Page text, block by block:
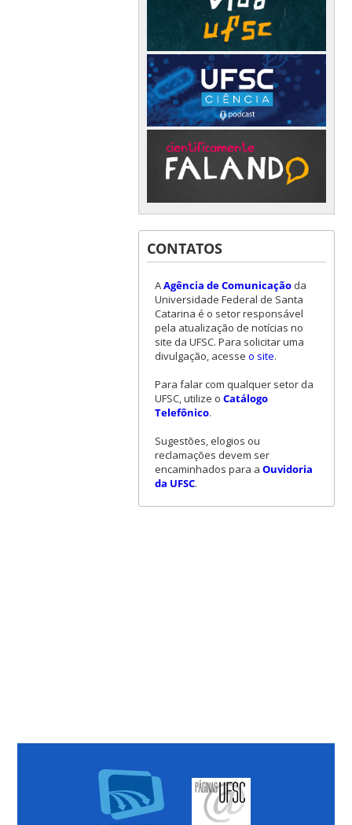
CONTATOS
AAgência de Comunicaçãoda
Universidade Federal de Santa
Catarina é o setor responsável
pela atualização de notícias no
site da UFSC. Para solicitar uma
divulgação, acesse o site.
Para falar com qualquer setor da
UFSC, utilize o Catálogo
Telefônico.
Sugestões, elogios ou
reclamações devem ser
encaminhados para a Ouvidoria
da UFSC.